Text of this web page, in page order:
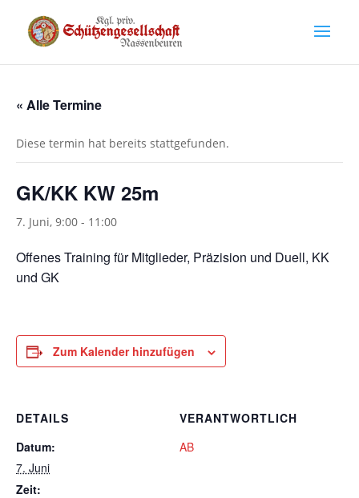
« Alle Termine
Diese termin hat bereits stattgefunden.
GK/KK KW 25m
7. Juni, 9:00 - 11:00
Offenes Training für Mitglieder, Präzision und Duell, KK
und GK
Zum Kalender hinzufügen
DETAILS
Datum:
7. Juni
Zeit:
VERANTWORTLICH
AB